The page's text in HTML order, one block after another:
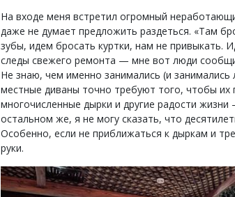
На входе меня встретил огромный
даже не думает предложить раздеться. «Там
зубы, идем бросать куртки, нам не привыкать.
следы свежего ремонта — мне вот люди
Не знаю, чем именно занимались (и
местные диваны точно требуют того, чтобы их
многочисленные дырки и другие радости
остальном же, я не могу сказать, что
Особенно, если не приближаться к дыркам и
руки.